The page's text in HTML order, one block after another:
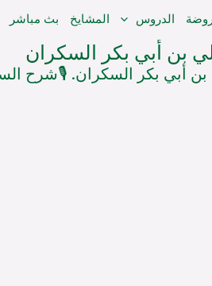
الدروس المشايخ بث مباشر
بن أبي بكر السكران
بن أبي بكر السكران. 🎙️شرح